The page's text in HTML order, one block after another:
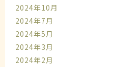
2024年10月
2024年7月
2024年5月
2024年3月
2024年2月